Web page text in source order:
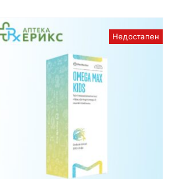
Недостапен